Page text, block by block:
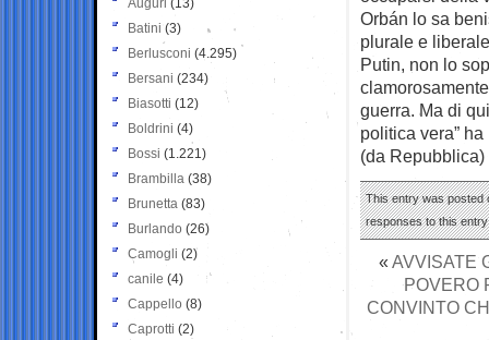
Orbán lo sa
plurale e
Putin, non lo
guerra. Ma di
politica vera”
(da Repubblica)
This entry was posted
responses to this
« AVVISATE
POVERO
CONVINTO
Auguri (13)
Batini (3)
Berlusconi (4.295)
Bersani (234)
Biasotti (12)
Boldrini (4)
Bossi (1.221)
Brambilla (38)
Brunetta (83)
Burlando (26)
Camogli (2)
canile (4)
Cappello (8)
Caprotti (2)